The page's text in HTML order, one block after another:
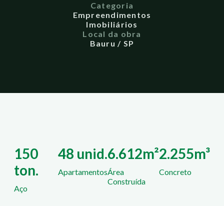
Categoria
Empreendimentos
Imobiliários
Local da obra
Bauru / SP
150
ton.
Aço
48 unid.
Apartamentos
6.612m²
Área
Construída
2.255m³
Concreto